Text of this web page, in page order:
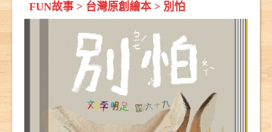
FUN故事> 台灣原創繪本> 別怕